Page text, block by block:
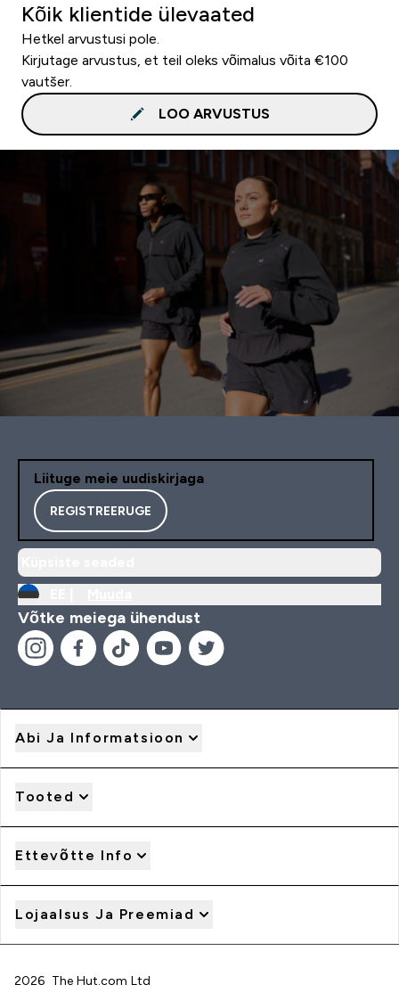
Kõik klientide ülevaated
Hetkel arvustusi pole.
Kirjutage arvustus, et teil oleks võimalus võita €100
vautšer.
LOO ARVUSTUS
Liituge meie uudiskirjaga
REGISTREERUGE
Võtke meiega ühendust
Abi Ja Informatsioon
Tooted
Ettevõtte Info
Lojaalsus Ja Preemiad
2026 The Hut.com Ltd